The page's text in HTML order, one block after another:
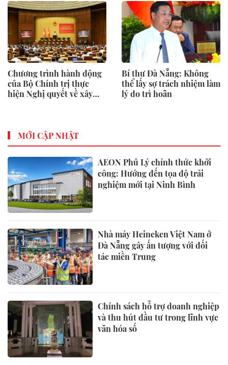
Chương trình hành động
của Bộ Chính trị thực
hiện Nghị quyết về xây
Bí thư Đà Nẵng: Không
thể lấy sợ trách nhiệm làm
lý do trì hoãn
MỚI CẬP NHẬT
AEON Phủ Lý chính thức khởi
công: Hướng đến tọa độ trải
nghiệm mới tại Ninh Bình
Nhà máy Heineken Việt Nam ở
Đà Nẵng gây ấn tượng với đối
tác miền Trung
Chính sách hỗ trợ doanh nghiệp
và thu hút đầu tư trong lĩnh vực
văn hóa số